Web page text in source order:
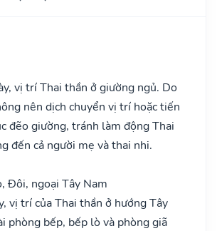
vị trí Thai thần ở giường ngủ. Do
nên dịch chuyển vị trí hoặc tiến
đẽo giường, tránh làm động Thai
đến cả người mẹ và thai nhi.
Đôi, ngoại Tây Nam
vị trí của Thai thần ở hướng Tây
phòng bếp, bếp lò và phòng giã